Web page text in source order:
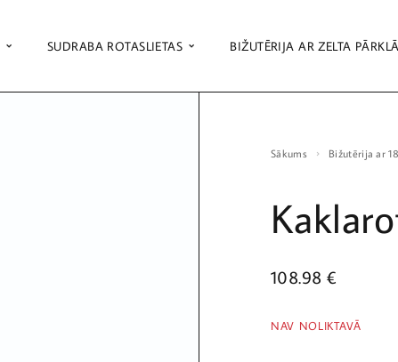
SUDRABA ROTASLIETAS BIŽUTĒRIJA AR ZELTA
Sākums Bižutērija ar
108.98 €
NAV NOLIKTAVĀ